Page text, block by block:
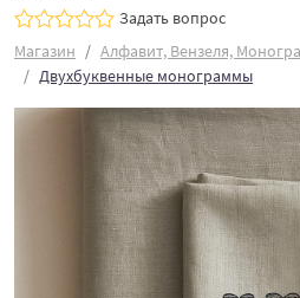
Задать вопрос
Магазин
Алфавит, Вензеля,
Двухбуквенные монограммы